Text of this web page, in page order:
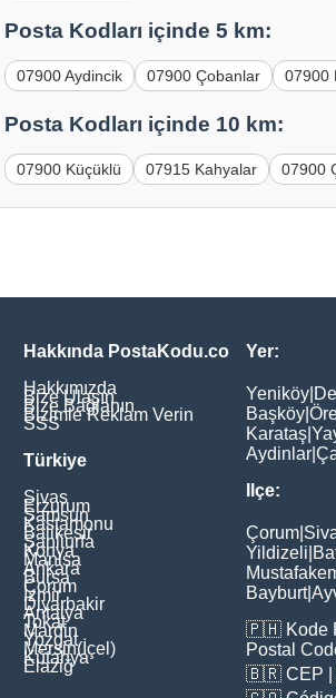
Posta Kodları içinde 5 km:
07900 Aydincik 07900 Çobanlar 07900
Posta Kodları içinde 10 km:
07900 Küçüklü 07915 Kahyalar 07900
Hakkında PostaKodu.co
Hakkımızda
Bize Ulaşın
Bize Bağlanın
Bizimle Reklam Verin
SSS
Türkiye
Sivas
Erzurum
Samsun
Kastamonu
Balikesir
Şanliurfa
Konya
Manisa
Ankara
Bursa
Çorum
İzmir
Diyarbakir
Antalya
Tokat
Mardin
Yozgat
Mersin(İçel)
Kütahya
Elaziğ
Yer:
Yeniköy
Başköy
Karataş
Aydinlar
Ilçe:
Çorum
Yildizeli
Bayburt|
🇵🇭 Kode
Postal
🇧🇷 CEP